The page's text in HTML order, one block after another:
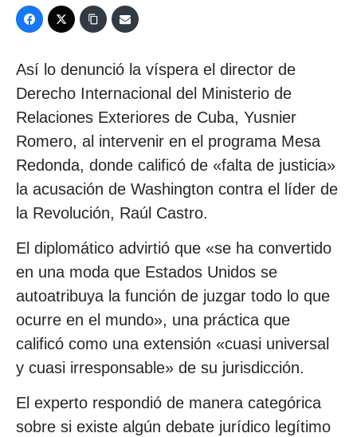
Así lo denunció la víspera el director de
Derecho Internacional del Ministerio de
Relaciones Exteriores de Cuba, Yusnier
Romero, al intervenir en el programa Mesa
Redonda, donde calificó de «falta de justicia»
la acusación de Washington contra el líder de
la Revolución, Raúl Castro.
El diplomático advirtió que «se ha convertido
en una moda que Estados Unidos se
autoatribuya la función de juzgar todo lo que
ocurre en el mundo», una práctica que
calificó como una extensión «cuasi universal
y cuasi irresponsable» de su jurisdicción.
El experto respondió de manera categórica
sobre si existe algún debate jurídico legítimo